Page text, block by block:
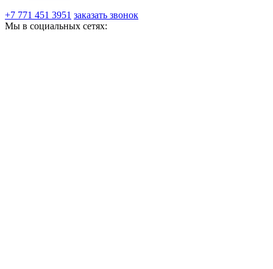
+7 771 451 3951 заказать звонок
Мы в социальных сетях: